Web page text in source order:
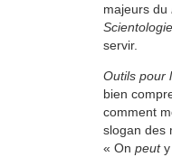
majeurs du
Scientologie
servir.
Outils pour
bien
comment
slogan des
« On peuty